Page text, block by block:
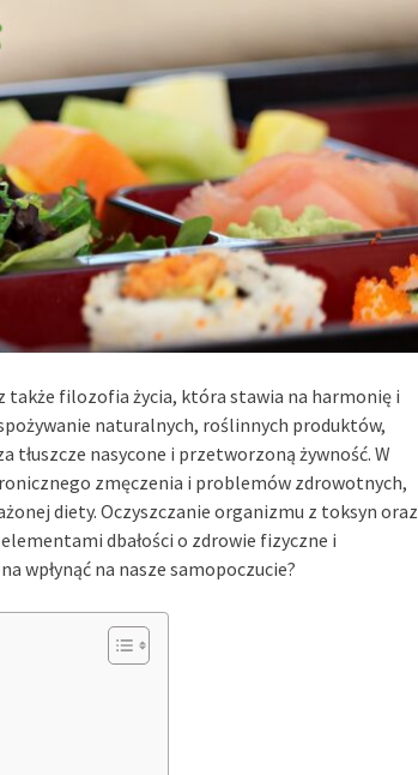
filozofia życia, która stawia na harmonię i
naturalnych, roślinnych produktów,
tłuszcze nasycone i przetworzoną żywność. W
zmęczenia i problemów zdrowotnych,
diety. Oczyszczanie organizmu z toksyn oraz
dbałości o zdrowie fizyczne i
wpłynąć na nasze samopoczucie?